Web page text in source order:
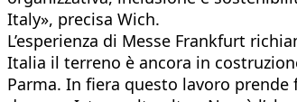
Italy», precisa Wich.
L’esperienza di Messe Frankfurt
Italia il terreno è ancora in
Parma. In fiera questo lavoro